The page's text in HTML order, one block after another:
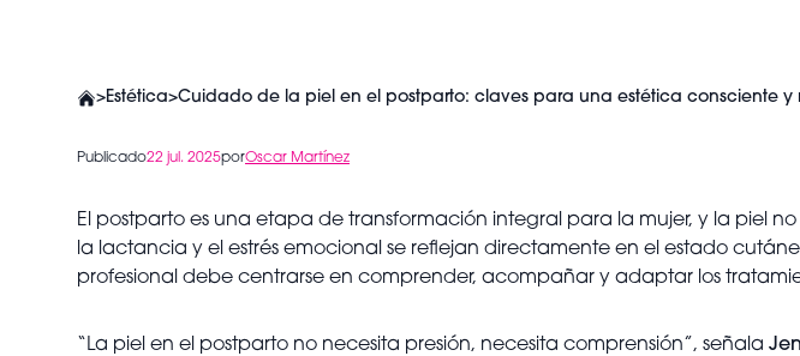
>Estética>Cuidado de la piel en el postparto: claves para una estética consciente y
Publicado22 jul. 2025porOscar Martínez
El postparto es una etapa de transformación integral para la mujer, y la piel
la lactancia y el estrés emocional se reflejan directamente en el estado
profesional debe centrarse en comprender, acompañar y adaptar los
“La piel en el postparto no necesita presión, necesita comprensión”, señala